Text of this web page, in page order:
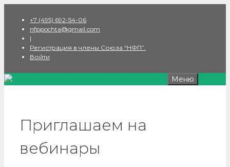
содержимому
+7 (495) 692-54-06
nfppochta@gmail.com
|
Регистрация в члены Союза “НФП”.
Войти
Меню
Приглашаем на
вебинары